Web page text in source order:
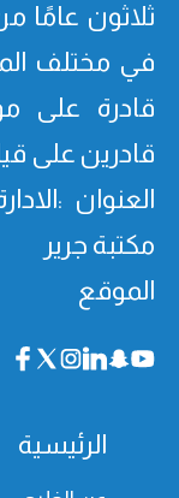
ثلاثون عامًا
في مختلف
قادرة على
قادرین على
العنوان
مكتبة جرير
الموقع
الرئيسية